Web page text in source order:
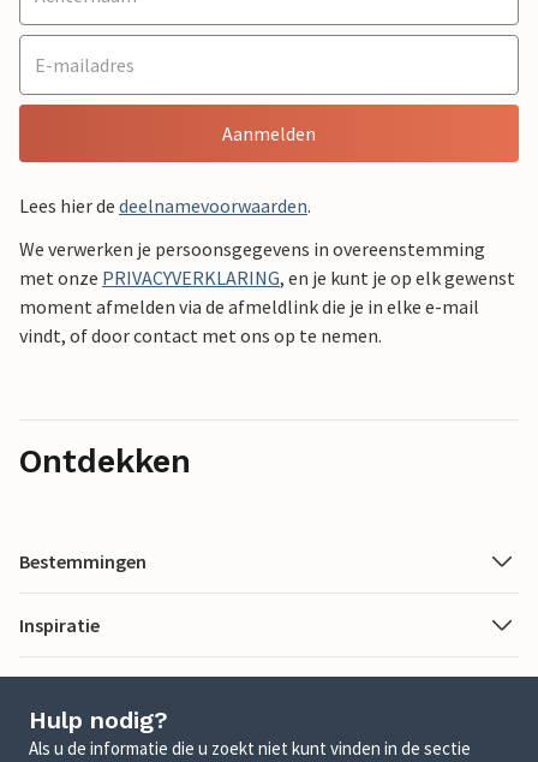
Aanmelden
Lees hier de deelnamevoorwaarden.
We verwerken je persoonsgegevens in overeenstemming
met onze PRIVACYVERKLARING, en je kunt je op elk gewenst
moment afmelden via de afmeldlink die je in elke e-mail
vindt, of door contact met ons op te nemen.
Ontdekken
Bestemmingen
Inspiratie
Hulp nodig?
Als u de informatie die u zoekt niet kunt vinden in de sectie